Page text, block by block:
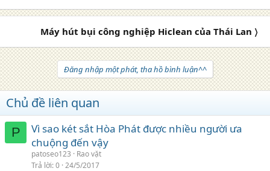
Máy hút bụi công nghiệp Hiclean của Thái Lan 〉
Đăng nhập một phát, tha hồ bình luận^^
Chủ đề liên quan
P
Vì sao két sắt Hòa Phát được nhiều người ưa
chuộng đến vậy
patoseo123
Rao vặt
Trả lời 0 24/5/2017